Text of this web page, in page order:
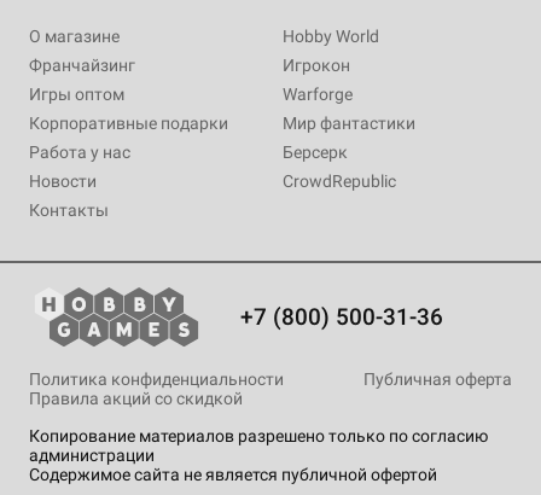
О магазине
Франчайзинг
Игры оптом
Корпоративные подарки
Работа у нас
Новости
Контакты
Hobby World
Игрокон
Warforge
Мир фантастики
Берсерк
CrowdRepublic
+7 (800) 500-31-36
Копирование материалов разрешено только по согласию
администрации
Содержимое сайта не является публичной офертой
Политика конфиденциальности
Публичная оферта
Правила акций со скидкой